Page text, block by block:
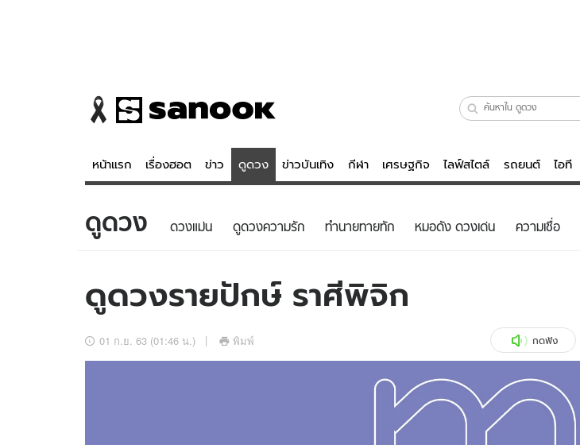
หน้าแรก เรื่องฮอต ข่าว ดูดวง ข่าวบันเทิง กีฬา เศรษฐกิจ ไลฟ์สไตล์ รถยนต์ ไอที
ข่าว
ข่าวบันเทิง
ดูดวง - ตรวจหวย
สถิติหวยไทย
ไลฟ์สไตล์
รถยนต์
สุขภาพ
เที่ยว-กิน
Tasteful Thailand
ดูดวง ดวงแม่น ดูดวงความรัก ทํานายทายทัก หมอดัง ดวงเด่น ความเชื่อ
ดูดวงรายปักษ์ ราศีพิจิก
01 ก.ย. 63 (01:46 น.) พิมพ์ กดฟัง